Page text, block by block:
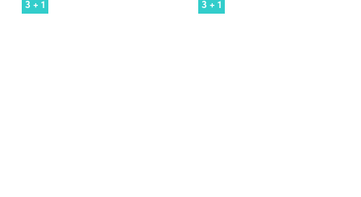
3 + 1 3 + 1